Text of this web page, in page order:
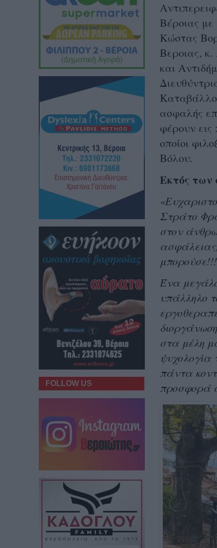
Βέροιας
Κώστας
Βεροιας,
και
ασφαλής
φέρουν εις
οποίοι
Βόλου.
Εκτός
Στράτο
στον
μπορούσε!!!
Ένα
υπάλληλο
στα μέλη
πάντα
προσφορά
FOLLOW US